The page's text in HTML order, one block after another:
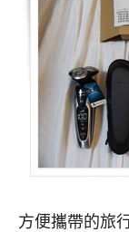
方便攜帶的旅